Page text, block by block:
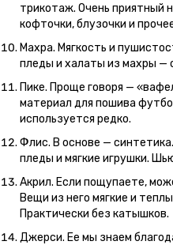
трикотаж. Очень приятный
кофточки, блузочки и
Махра. Мягкость и
пледы и халаты из махры —
Пике. Проще говоря —
материал для пошива
используется редко.
Флис. В основе —
пледы и мягкие игрушки.
Акрил. Если пощупаете,
Вещи из него мягкие и
Практически без катышков.
Джерси. Ее мы знаем